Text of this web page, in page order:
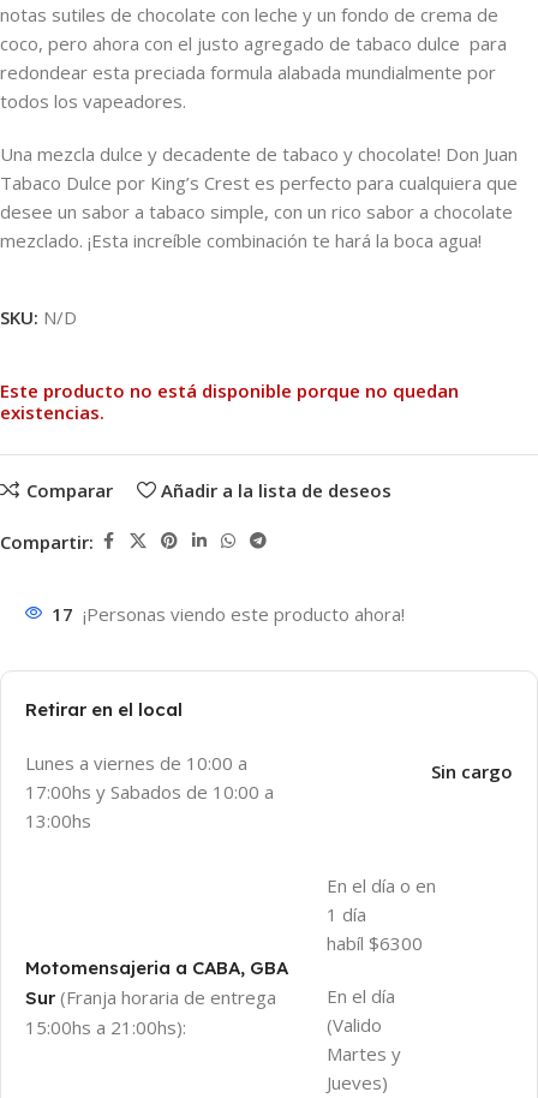
notas sutiles de chocolate con leche y un fondo de crema de
coco, pero ahora con el justo agregado de tabaco dulce para
redondear esta preciada formula alabada mundialmente por
todos los vapeadores.
Una mezcla dulce y decadente de tabaco y chocolate! Don Juan
Tabaco Dulce por King’s Crest es perfecto para cualquiera que
desee un sabor a tabaco simple, con un rico sabor a chocolate
mezclado. ¡Esta increíble combinación te hará la boca agua!
SKU: N/D
Este producto no está disponible porque no quedan
existencias.
Comparar Añadir a la lista de deseos
Compartir:
17 ¡Personas viendo este producto ahora!
Retirar en el local
Lunes a viernes de 10:00 a
17:00hs y Sabados de 10:00 a
13:00hs
Sin cargo
Motomensajeria a CABA, GBA
Sur (Franja horaria de entrega
15:00hs a 21:00hs):
En el día o en
1 día
habíl $6300
En el día
(Valido
Martes y
Jueves)